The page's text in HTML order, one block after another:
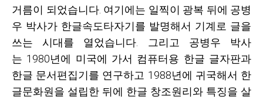
거름이 되었습니다. 여기에는 일찍이 광복 뒤에 공병
우 박사가 한글속도타자기를 발명해서 기계로 글을
쓰는 시대를 열었습니다
그리고 공병우 박사
는 1980년에 미국에 가서 컴퓨터용 한글 글자판과
한글 문서편집기를 연구하고 1988년에 귀국해서 한
글문화원을 설립한 뒤에 한글 창조원리와 특징을 살